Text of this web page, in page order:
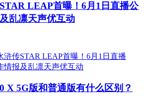
LEAP首曝！6月1日直播公
乱凛天声优互动
X 5G版和普通版有什么区别？